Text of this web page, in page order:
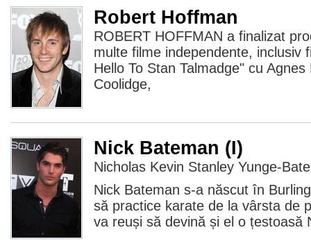
Robert Hoffman
ROBERT HOFFMAN a finalizat
multe filme independente, inclusiv
Hello To Stan Talmadge" cu
Coolidge,
Nick Bateman (I)
Nicholas Kevin Stanley Yunge-
Nick Bateman s-a născut în
să practice karate de la vârsta de
va reuși să devină și el o țestoasă